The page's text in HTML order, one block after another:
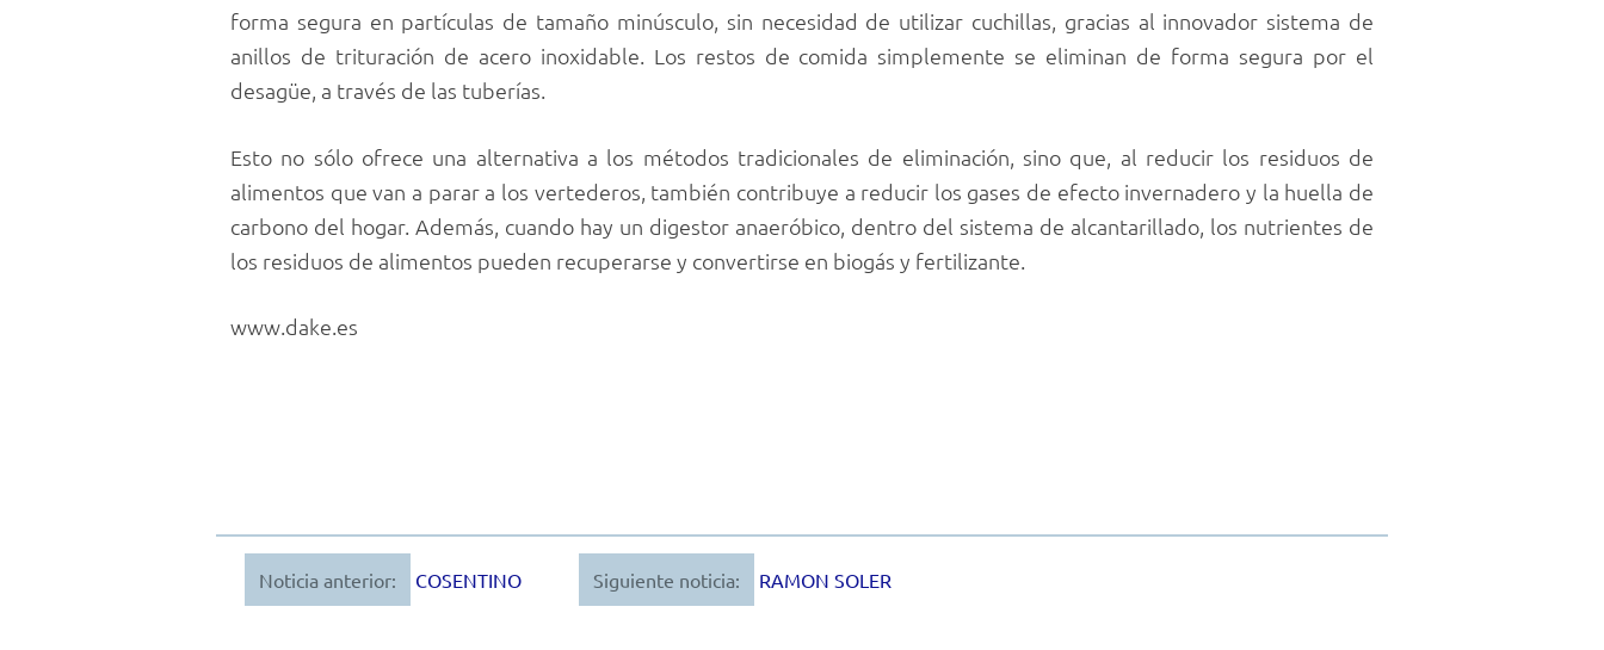
forma segura en partículas de tamaño minúsculo, sin necesidad de utilizar cuchillas, gracias al innovador sistema de
anillos de trituración de acero inoxidable. Los restos de comida simplemente se eliminan de forma segura por el
desagüe, a través de las tuberías.
Esto no sólo ofrece una alternativa a los métodos tradicionales de eliminación, sino que, al reducir los residuos de
alimentos que van a parar a los vertederos, también contribuye a reducir los gases de efecto invernadero y la huella de
carbono del hogar. Además, cuando hay un digestor anaeróbico, dentro del sistema de alcantarillado, los nutrientes de
los residuos de alimentos pueden recuperarse y convertirse en biogás y fertilizante.
www.dake.es
Navegación
Noticia anterior: COSENTINO Siguiente noticia: RAMON SOLER